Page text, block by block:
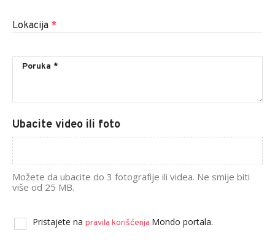
Lokacija *
Ubacite video ili foto
Možete da ubacite do 3 fotografije ili videa. Ne smije biti
više od 25 MB.
Pristajete na pravila korišćenja Mondo portala.